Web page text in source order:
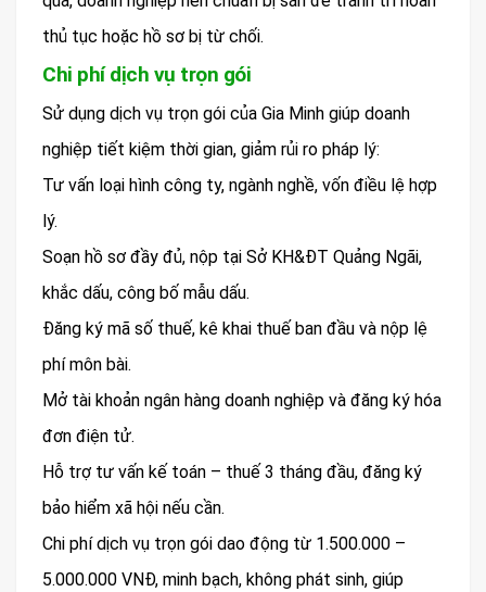
thủ tục hoặc hồ sơ bị từ chối.
Chi phí dịch vụ trọn gói
Sử dụng dịch vụ trọn gói của Gia Minh giúp doanh
nghiệp tiết kiệm thời gian, giảm rủi ro pháp lý:
Tư vấn loại hình công ty, ngành nghề, vốn điều lệ hợp
lý.
Soạn hồ sơ đầy đủ, nộp tại Sở KH&ĐT Quảng Ngãi,
khắc dấu, công bố mẫu dấu.
Đăng ký mã số thuế, kê khai thuế ban đầu và nộp lệ
phí môn bài.
Mở tài khoản ngân hàng doanh nghiệp và đăng ký hóa
đơn điện tử.
Hỗ trợ tư vấn kế toán – thuế 3 tháng đầu, đăng ký
bảo hiểm xã hội nếu cần.
Chi phí dịch vụ trọn gói dao động từ 1.500.000 –
5.000.000 VNĐ, minh bạch, không phát sinh, giúp